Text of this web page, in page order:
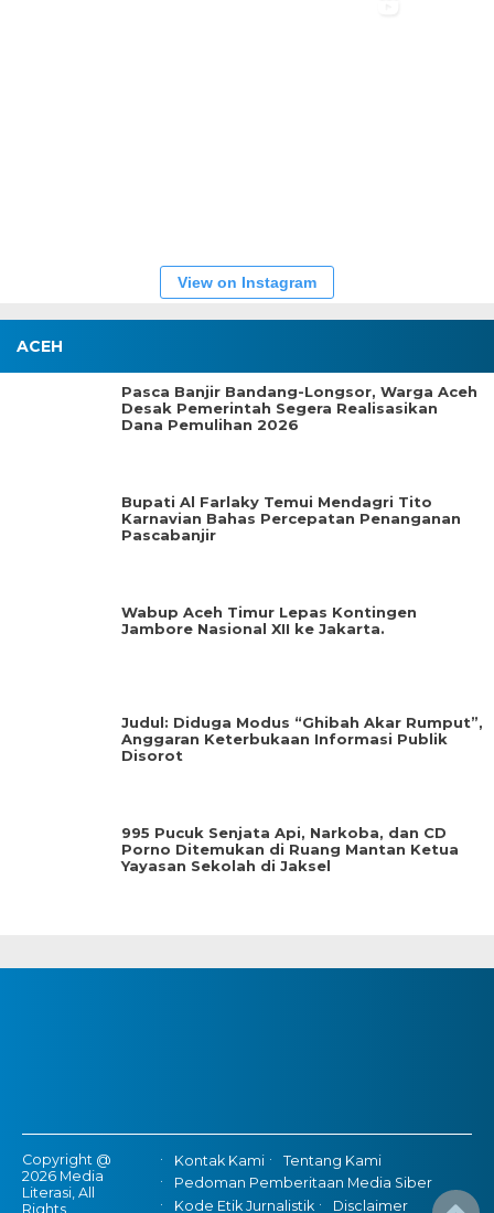
View on Instagram
ACEH
Pasca Banjir Bandang-Longsor, Warga Aceh
Desak Pemerintah Segera Realisasikan
Dana Pemulihan 2026
Bupati Al Farlaky Temui Mendagri Tito
Karnavian Bahas Percepatan Penanganan
Pascabanjir
Wabup Aceh Timur Lepas Kontingen
Jambore Nasional XII ke Jakarta.
Judul: Diduga Modus “Ghibah Akar Rumput”,
Anggaran Keterbukaan Informasi Publik
Disorot
995 Pucuk Senjata Api, Narkoba, dan CD
Porno Ditemukan di Ruang Mantan Ketua
Yayasan Sekolah di Jaksel
Copyright @
2026 Media
Literasi, All
Rights
Kontak Kami
Tentang Kami
Pedoman Pemberitaan Media Siber
Kode Etik Jurnalistik
Disclaimer